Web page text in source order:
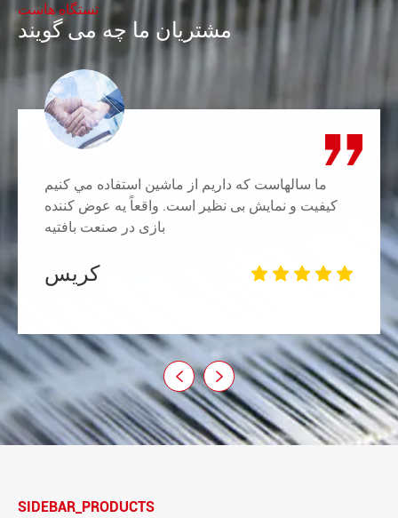
تستگاه هاست
مشتریان ما چه می گویند
ما سالهاست که داريم از ماشين استفاده مي کنيم
کیفیت و نمایش بی نظیر است. ‫واقعاً یه عوض کننده
بازی در صنعت بافتیه
کریس 
 
SIDEBAR_PRODUCTS